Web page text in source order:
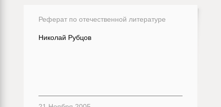
Реферат по отечественной литературе
Николай Рубцов